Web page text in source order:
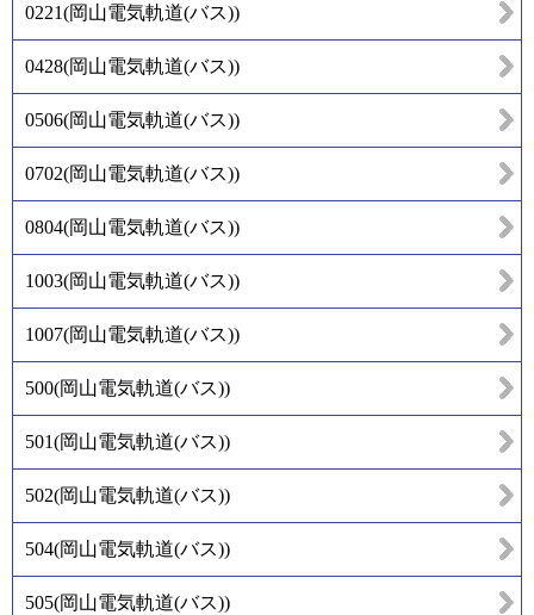
0221(岡山電気軌道(バス))
0428(岡山電気軌道(バス))
0506(岡山電気軌道(バス))
0702(岡山電気軌道(バス))
0804(岡山電気軌道(バス))
1003(岡山電気軌道(バス))
1007(岡山電気軌道(バス))
500(岡山電気軌道(バス))
501(岡山電気軌道(バス))
502(岡山電気軌道(バス))
504(岡山電気軌道(バス))
505(岡山電気軌道(バス))